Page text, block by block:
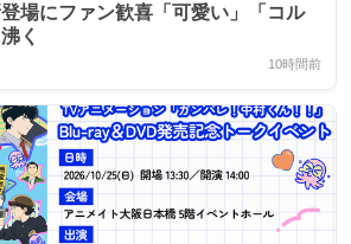
登場にファン歓喜「可愛い」「コル
く
10時間前